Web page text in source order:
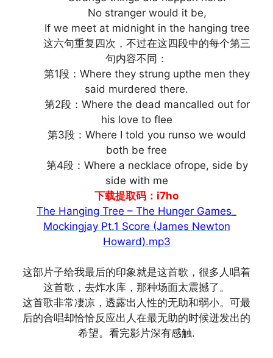
No stranger would it be,
If we meet at midnight in the hanging tree
这六句重复四次，不过在这四段中的每个第三
句内容不同：
第1段：Where they strung upthe men they
said murdered there.
第2段：Where the dead mancalled out for
his love to flee
第3段：Where I told you runso we would
both be free
第4段：Where a necklace ofrope, side by
side with me
下载提取码：i7ho
The Hanging Tree – The Hunger Games_
Mockingjay Pt.1 Score (James Newton
Howard).mp3
这部片子给我最后的印象就是这首歌，很多人唱着
这首歌，去炸水库，那种场面太震撼了。
这首歌非常凄凉，透露出人性的无助和弱小。可最
后的合唱却恰恰反应出人在最无助的时候迸发出的
希望。看完影片深有感触.